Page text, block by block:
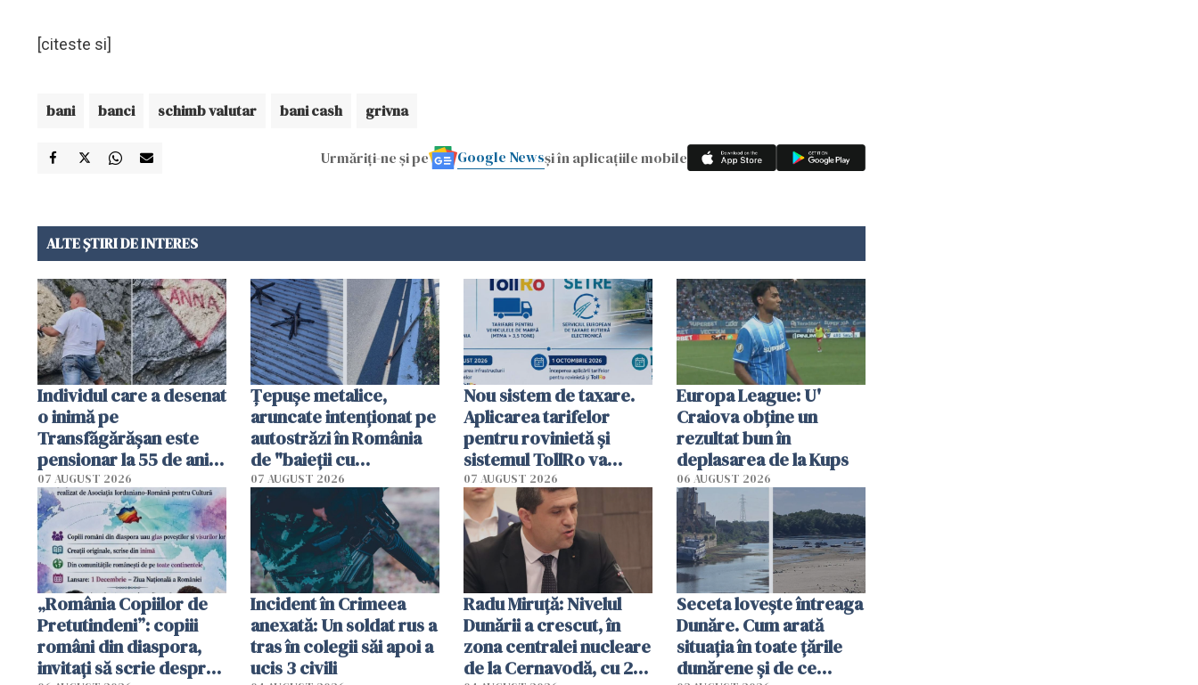
[citeste si]
bani banci schimb valutar bani cash grivna
Urmăriți-ne și pe Google Newsși în aplicațiile mobile
ALTE ȘTIRI DE INTERES
Individul care a desenat
o inimă pe
Transfăgărășan este
pensionar la 55 de ani.
Poliția l-a identificat
07 AUGUST 2026
Țepușe metalice,
aruncate intenționat pe
autostrăzi în România
de "baieții cu
platforme": "Mi-au
cerut 1200 lei să mă
tracteze"
07 AUGUST 2026
Nou sistem de taxare.
Aplicarea tarifelor
pentru rovinietă şi
sistemul TollRo va
începe la 1 octombrie
07 AUGUST 2026
Europa League: U'
Craiova obține un
rezultat bun în
deplasarea de la Kups
06 AUGUST 2026
„România Copiilor de
Pretutindeni”: copiii
români din diaspora,
invitați să scrie despre
Incident în Crimeea
anexată: Un soldat rus a
tras în colegii săi apoi a
ucis 3 civili
Radu Miruţă: Nivelul
Dunării a crescut, în
zona centralei nucleare
de la Cernavodă, cu 2
Seceta lovește întreaga
Dunăre. Cum arată
situația în toate țările
dunărene și de ce